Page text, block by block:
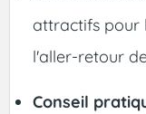
attractifs pour
l'aller-retour
Conseil